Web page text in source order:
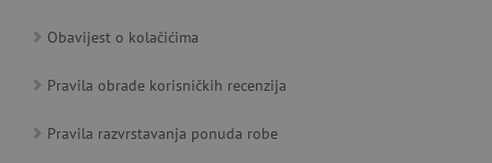
Obavijest o kolačićima
Pravila obrade korisničkih recenzija
Pravila razvrstavanja ponuda robe
PHPSESSID